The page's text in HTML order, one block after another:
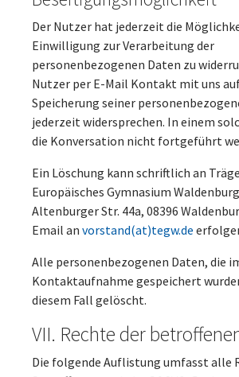
Der Nutzer hat jederzeit die
Einwilligung zur Verarbeitung der
personenbezogenen Daten zu
Nutzer per E-Mail Kontakt mit uns
Speicherung seiner
jederzeit widersprechen. In einem
die Konversation nicht fortgeführt
Ein Löschung kann schriftlich an
Europäisches Gymnasium Waldenburg
Altenburger Str. 44a, 08396
Email an vorstand(at)tegw.de
Alle personenbezogenen Daten, die
Kontaktaufnahme gespeichert
diesem Fall gelöscht.
VII. Rechte der
Die folgende Auflistung umfasst alle